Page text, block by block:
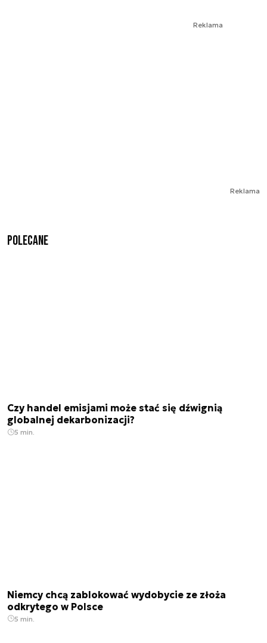
Reklama
Reklama
Polecane
Czy handel emisjami może stać się dźwignią
globalnej dekarbonizacji?
5 min.
Niemcy chcą zablokować wydobycie ze złoża
odkrytego w Polsce
5 min.